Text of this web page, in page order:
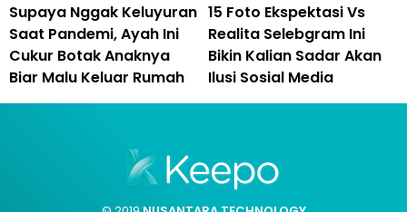
Supaya Nggak Keluyuran
Saat Pandemi, Ayah Ini
Cukur Botak Anaknya
Biar Malu Keluar Rumah
15 Foto Ekspektasi Vs
Realita Selebgram Ini
Bikin Kalian Sadar Akan
Ilusi Sosial Media